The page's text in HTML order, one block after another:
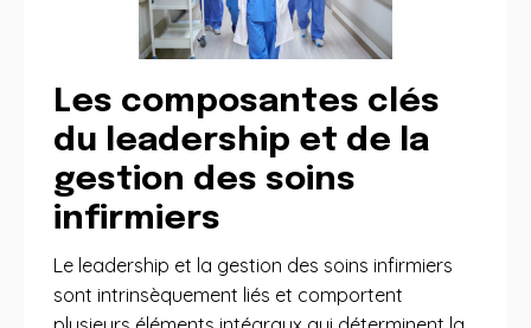
Les composantes clés
du leadership et de la
gestion des soins
infirmiers
Le leadership et la gestion des soins infirmiers
sont intrinsèquement liés et comportent